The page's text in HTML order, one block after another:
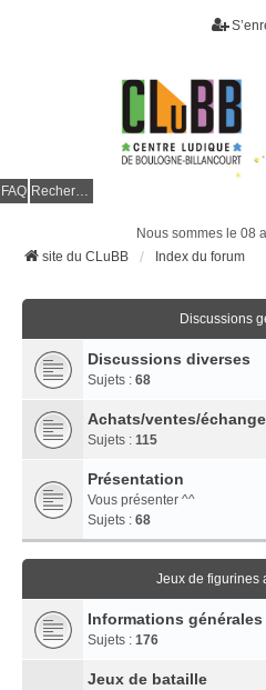
FAQ Rechercher
Nous sommes le 08
site du CLuBB
Index du forum
Discussions
Discussions diverses
Sujets : 68
Achats/ventes/
Sujets : 115
Présentation
Vous présenter ^^
Sujets : 68
Jeux de figurines
Informations
Sujets : 176
Jeux de bataille